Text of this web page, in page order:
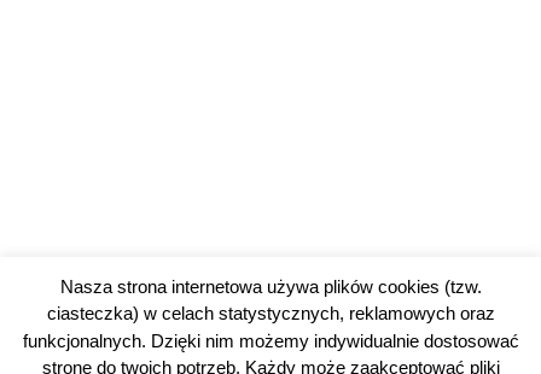
Nasza strona internetowa używa plików cookies (tzw.
ciasteczka) w celach statystycznych, reklamowych oraz
funkcjonalnych. Dzięki nim możemy indywidualnie dostosować
stronę do twoich potrzeb. Każdy może zaakceptować pliki